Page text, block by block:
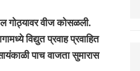
वीज कोसळली.
विद्युत प्रवाह प्रवाहित
पाच वाजता सुमारास